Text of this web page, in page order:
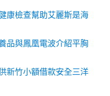
康檢查幫助艾麗斯是海
品與鳳凰電波介紹平胸
新竹小額借款安全三洋